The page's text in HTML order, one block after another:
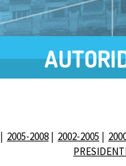
2005-2008 2002-2005